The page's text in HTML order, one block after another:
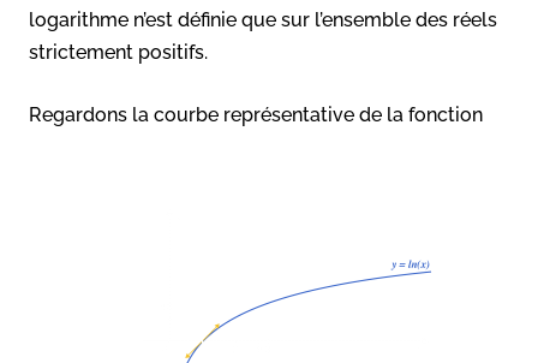
logarithme n’est définie que sur l’ensemble des réels
strictement positifs.
Regardons la courbe représentative de la fonction